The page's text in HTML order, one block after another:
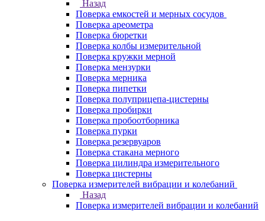
Назад
Поверка емкостей и мерных сосудов
Поверка ареометра
Поверка бюретки
Поверка колбы измерительной
Поверка кружки мерной
Поверка мензурки
Поверка мерника
Поверка пипетки
Поверка полуприцепа-цистерны
Поверка пробирки
Поверка пробоотборника
Поверка пурки
Поверка резервуаров
Поверка стакана мерного
Поверка цилиндра измерительного
Поверка цистерны
Поверка измерителей вибрации и колебаний
Назад
Поверка измерителей вибрации и колебаний